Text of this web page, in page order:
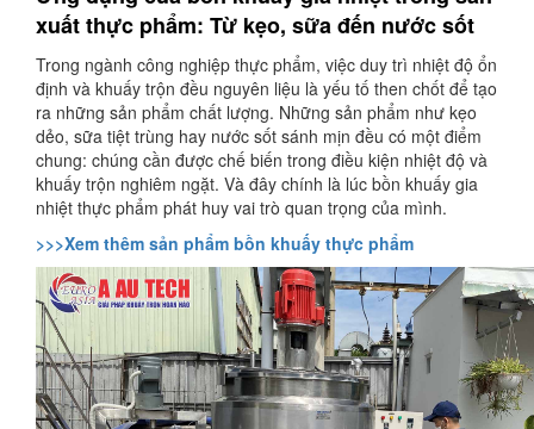
xuất thực phẩm: Từ kẹo, sữa đến nước sốt
Trong ngành công nghiệp thực phẩm, việc duy trì nhiệt độ ổn
định và khuấy trộn đều nguyên liệu là yếu tố then chốt để tạo
ra những sản phẩm chất lượng. Những sản phẩm như kẹo
dẻo, sữa tiệt trùng hay nước sốt sánh mịn đều có một điểm
chung: chúng cần được chế biến trong điều kiện nhiệt độ và
khuấy trộn nghiêm ngặt. Và đây chính là lúc bồn khuấy gia
nhiệt thực phẩm phát huy vai trò quan trọng của mình.
>>>Xem thêm sản phẩm bồn khuấy thực phẩm